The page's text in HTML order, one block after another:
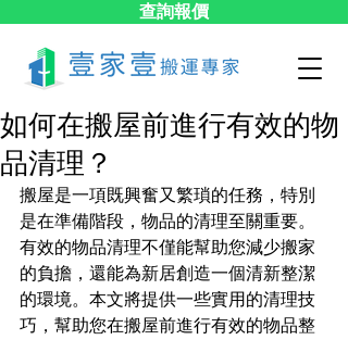
查詢報價
如何在搬屋前進行有效的物
品清理？
搬屋是一項既興奮又繁瑣的任務，特別
是在準備階段，物品的清理至關重要。
有效的物品清理不僅能幫助您減少搬家
的負擔，還能為新居創造一個清新整潔
的環境。本文將提供一些實用的清理技
巧，幫助您在搬屋前進行有效的物品整